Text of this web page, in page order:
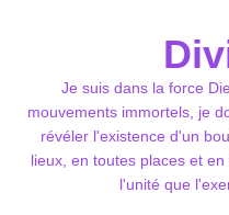
Je suis dans la force
mouvements immortels, je
révéler l'existence d'un
lieux, en toutes places et
l'unité que